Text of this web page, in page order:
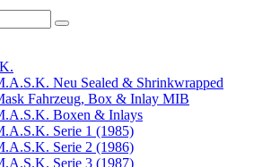
Neu Sealed & Shrinkwrapped
Fahrzeug, Box & Inlay MIB
Boxen & Inlays
Serie 1 (1985)
Serie 2 (1986)
Serie 3 (1987)